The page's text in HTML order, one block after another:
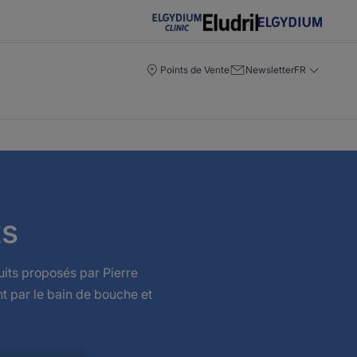
Points de Vente NewsletterFR
proposés par Pierre
par le bain de bouche et